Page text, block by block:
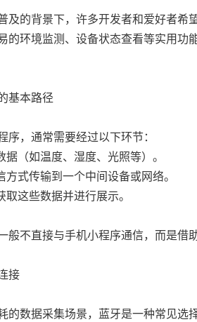
及的背景下，许多开发者和爱好者
的环境监测、设备状态查看等实用功
基本路径
序，通常需要经过以下环节：
（如温度、湿度、光照等）。
式传输到一个中间设备或网络。
这些数据并进行展示。
般不直接与手机小程序通信，而是借
接
的数据采集场景，蓝牙是一种常见选